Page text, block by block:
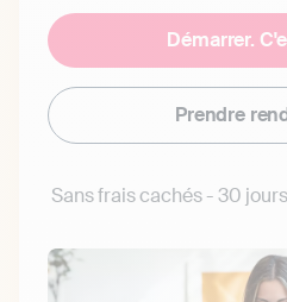
Démarrer.
Prendre
Sans frais cachés - 30